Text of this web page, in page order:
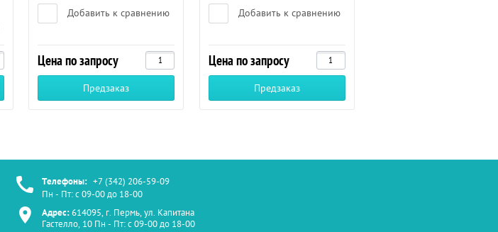
Добавить к сравнению
Цена по запросу
Предзаказ
Добавить к сравнению
Цена по запросу
Предзаказ
Телефоны: +7 (342) 206-59-09
Пн - Пт: с 09-00 до 18-00
Адрес:614095, г. Пермь, ул. Капитана
Гастелло, 10 Пн - Пт: с 09-00 до 18-00